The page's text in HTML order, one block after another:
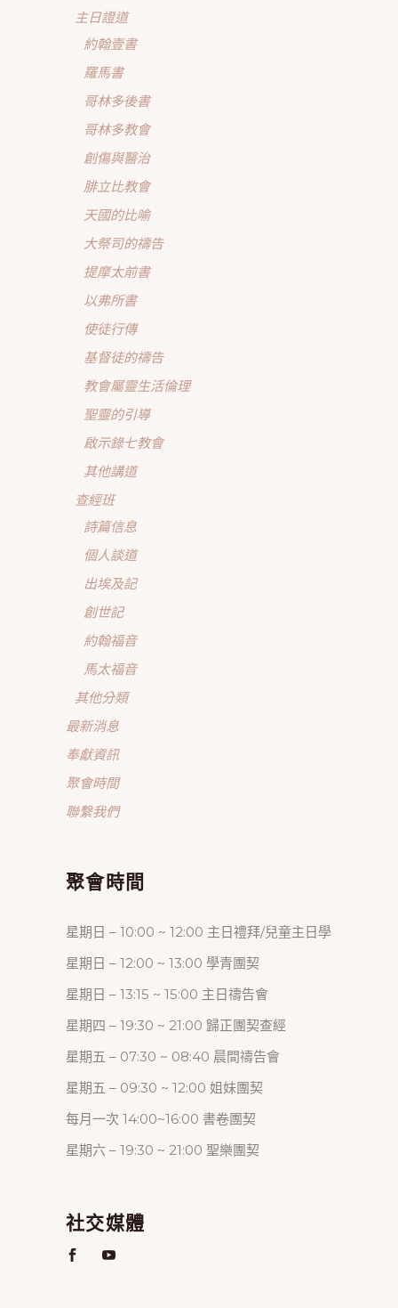
主日證道
約翰壹書
羅馬書
哥林多後書
哥林多教會
創傷與醫治
腓立比教會
天國的比喻
大祭司的禱告
提摩太前書
以弗所書
使徒行傳
基督徒的禱告
教會屬靈生活倫理
聖靈的引導
啟示錄七教會
其他講道
查經班
詩篇信息
個人談道
出埃及記
創世記
約翰福音
馬太福音
其他分類
最新消息
奉獻資訊
聚會時間
聯繫我們
聚會時間
星期日 – 10:00 ~ 12:00 主日禮拜/兒童主日學
星期日 – 12:00 ~ 13:00 學青團契
星期日 – 13:15 ~ 15:00 主日禱告會
星期四 – 19:30 ~ 21:00 歸正團契查經
星期五 – 07:30 ~ 08:40 晨間禱告會
星期五 – 09:30 ~ 12:00 姐妹團契
每月一次 14:00~16:00 書卷團契
星期六 – 19:30 ~ 21:00 聖樂團契
社交媒體